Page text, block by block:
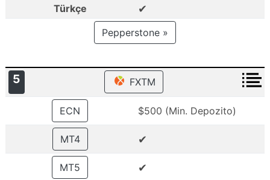
Türkçe ✔
Pepperstone »
5 FXTM
ECN $500 (Min. Depozito)
MT4 ✔
MT5 ✔